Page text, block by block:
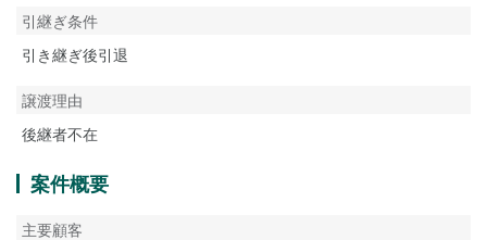
引継ぎ条件
引き継ぎ後引退
譲渡理由
後継者不在
案件概要
主要顧客